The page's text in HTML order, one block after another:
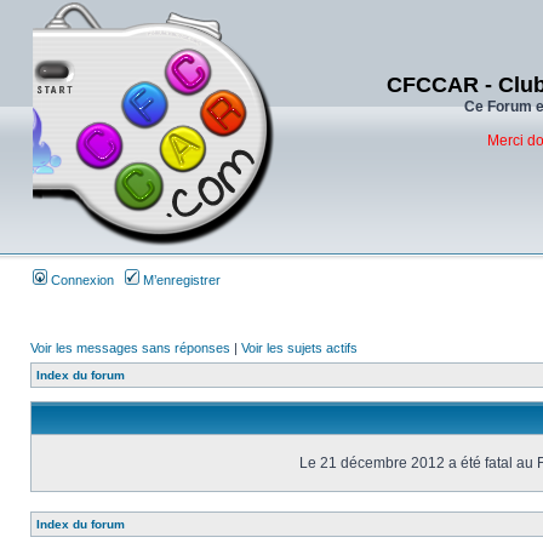
CFCCAR -
Ce Forum
Merci
Connexion M’enregistrer
Voir les messages sans réponses | Voir les sujets actifs
Index du forum
Le 21 décembre 2012 a été fatal au
Index du forum